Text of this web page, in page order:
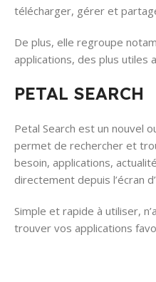
télécharger, gérer et
De plus, elle regroupe
applications, des plus utiles
PETAL SEARCH
Petal Search est un nouvel
permet de rechercher et
besoin, applications,
directement depuis l’écran
Simple et rapide à utiliser,
trouver vos applications